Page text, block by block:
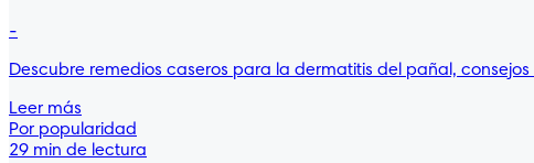
-
Descubre remedios caseros para la dermatitis del pañal,
Leer más
Por popularidad
29 min de lectura